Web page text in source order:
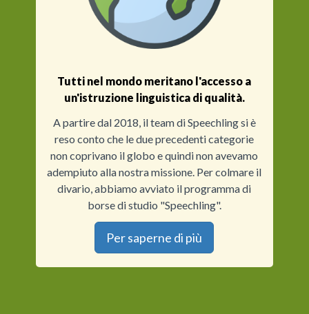
Tutti nel mondo meritano l'accesso a
un'istruzione linguistica di qualità.
A partire dal 2018, il team di Speechling si è
reso conto che le due precedenti categorie
non coprivano il globo e quindi non avevamo
adempiuto alla nostra missione. Per colmare il
divario, abbiamo avviato il programma di
borse di studio "Speechling".
Per saperne di più